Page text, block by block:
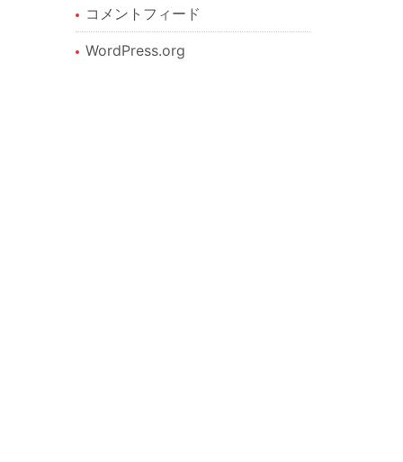
コメントフィード
WordPress.org